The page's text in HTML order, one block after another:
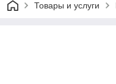
Товары и услуги